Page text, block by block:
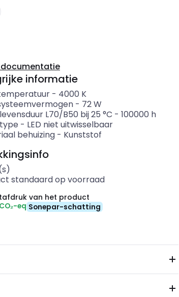
informatie
- 4000 K
- 72W
L70/B50 bij 25 °C - 100000 h
- LED niet uitwisselbaar
behuizing- Kunststof
standaard op voorraad
van het product
eq Sonepar-schatting